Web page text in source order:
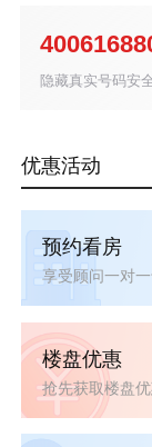
隐藏真实号码安
优惠活动
预约看房
享受顾问一对一
楼盘优惠
抢先获取楼盘